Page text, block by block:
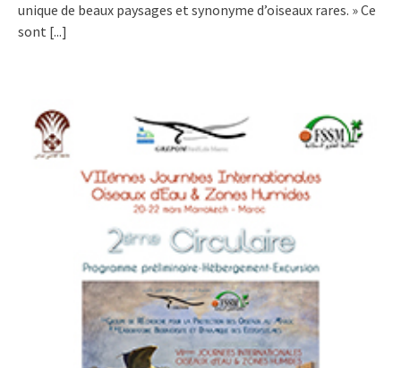
unique de beaux paysages et synonyme d’oiseaux rares. » Ce
sont [...]